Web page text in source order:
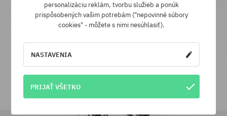
personalizáciu reklám, tvorbu služieb a ponúk
prispôsobených vašim potrebám ("nepovinné súbory
cookies" - môžete s nimi nesúhlasiť).
NASTAVENIA
PRIJAŤ VŠETKO